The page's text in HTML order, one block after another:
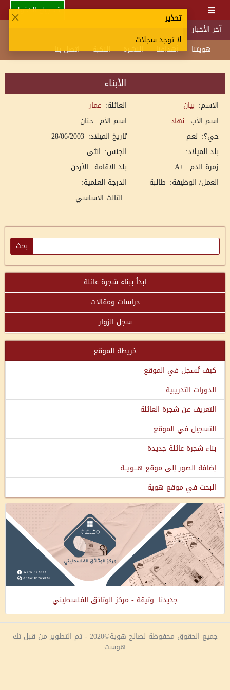
تسجيل الدخول
آخر الأخبار
هويتنا
أهدافنا النشرة النكبة اتصل بنا
الأبناء
الاسم: بيان العائلة: عمار
اسم الأب: نهاد اسم الأم: حنان
حي؟: نعم تاريخ الميلاد: 28/06/2003
بلد الميلاد:
الجنس: انثى
زمرة الدم: +A بلد الاقامة: الأردن
العمل/ الوظيفة: طالبة
الدرجة العلمية:
الثالث الاساسي
ابدأ ببناء شجرة عائلة
دراسات ومقالات
سجل الزوار
خريطة الموقع
كيف تُسجل في الموقع
الدورات التدريبية
التعريف عن شجرة العائلة
التسجيل في الموقع
بناء شجرة عائلة جديدة
إضافة الصور إلى موقع هـــويـــة
البحث في موقع هوية
جديدنا: وثيقة - مركز الوثائق الفلسطيني
جميع الحقوق محفوظة لصالح هوية©2020 - تم التطوير من قبل تك
هوست
تحذير
لا توجد سجلات